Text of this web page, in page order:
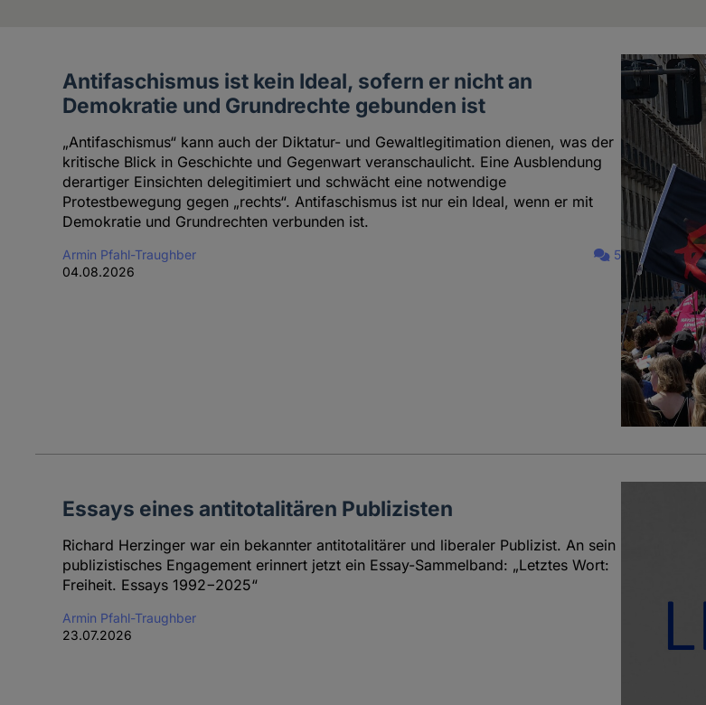
Artikel
des
Antifaschismus ist kein Ideal, sofern er nicht an
Demokratie und Grundrechte gebunden ist
„Antifaschismus“ kann auch der Diktatur- und Gewaltlegitimation dienen, was der
kritische Blick in Geschichte und Gegenwart veranschaulicht. Eine Ausblendung
derartiger Einsichten delegitimiert und schwächt eine notwendige
Protestbewegung gegen „rechts“. Antifaschismus ist nur ein Ideal, wenn er mit
Demokratie und Grundrechten verbunden ist.
Armin Pfahl-Traughber
04.08.2026
5
Essays eines antitotalitären Publizisten
Richard Herzinger war ein bekannter antitotalitärer und liberaler Publizist. An sein
publizistisches Engagement erinnert jetzt ein Essay-Sammelband: „Letztes Wort:
Freiheit. Essays 1992−2025“
Armin Pfahl-Traughber
23.07.2026